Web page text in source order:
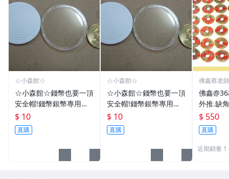
☆小森館☆
☆小森館☆錢幣也要一頂
安全帽!錢幣銀幣專用透
明壓克力盒收納保護盒.1
枚10元~55
$ 10
直購
☆小森館☆
☆小森館☆錢幣也要一頂
安全帽!錢幣銀幣專用透
明壓克力盒收納保護盒.1
枚10元~11
$ 10
直購
佛鑫蔡老
佛鑫
外推.缺
雙碩士
加持/附
$ 550
直購
近期銷量 1